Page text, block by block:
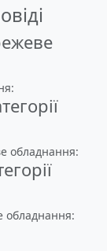
обладнання:
обладнання: